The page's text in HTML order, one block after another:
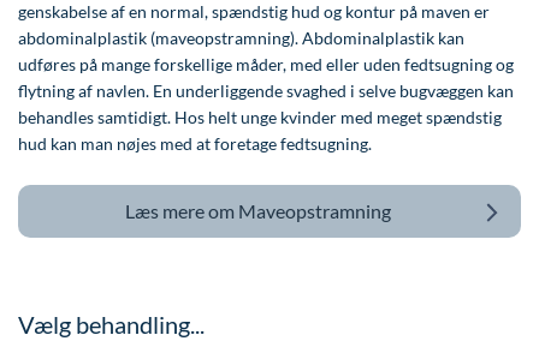
genskabelse af en normal, spændstig hud og kontur på maven er
abdominalplastik (maveopstramning). Abdominalplastik kan
udføres på mange forskellige måder, med eller uden fedtsugning og
flytning af navlen. En underliggende svaghed i selve bugvæggen kan
behandles samtidigt. Hos helt unge kvinder med meget spændstig
hud kan man nøjes med at foretage fedtsugning.
Læs mere om Maveopstramning
Vælg behandling...